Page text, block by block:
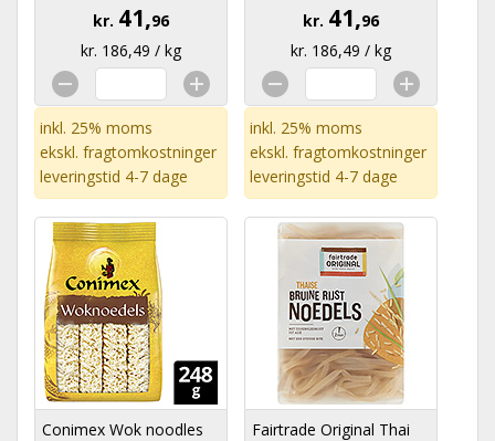
kr. 41,96
kr. 186,49 / kg
inkl. 25% moms
ekskl. fragtomkostninger
leveringstid 4-7 dage
kr. 41,96
kr. 186,49 / kg
inkl. 25% moms
ekskl. fragtomkostninger
leveringstid 4-7 dage
Conimex Wok noodles
Fairtrade Original Thai